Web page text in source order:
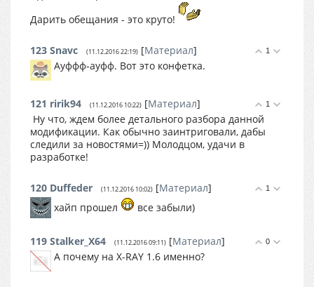
Дарить обещания - это круто!
1
123 Snavc (11.12.2016 22:19) [Материал]
Ауффф-ауфф. Вот это конфетка.
1
121 ririk94 (11.12.2016 10:22) [Материал]
Ну что, ждем более детального разбора данной
модификации. Как обычно заинтриговали, дабы
следили за новостями=)) Молодцом, удачи в
разработке!
1
120 Duffeder (11.12.2016 10:02) [Материал]
хайп прошел
все забыли)
0
119 Stalker_X64 (11.12.2016 09:11) [Материал]
А почему на X-RAY 1.6 именно?